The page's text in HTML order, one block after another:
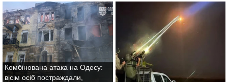
Комбінована атака на Одесу:
вісім осіб постраждали,